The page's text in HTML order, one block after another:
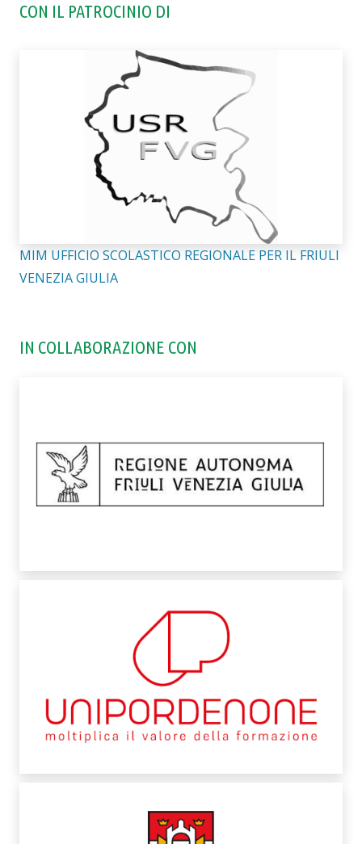
CON IL PATROCINIO DI
MIM UFFICIO SCOLASTICO REGIONALE PER IL FRIULI
VENEZIA GIULIA
IN COLLABORAZIONE CON